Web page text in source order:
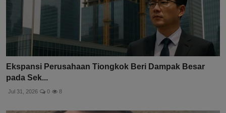
Ekspansi Perusahaan Tiongkok Beri Dampak Besar
pada Sek...
Jul 31, 2026 0 8